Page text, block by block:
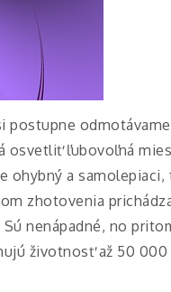
postupne
osvetliť ľubovoľná
a samolepiaci,
zhotovenia
nenápadné, no
životnosť až 50 000